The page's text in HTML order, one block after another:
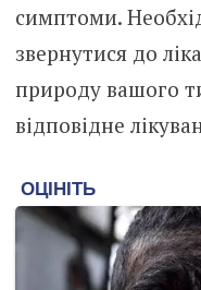
симптоми.
звернутися до
природу вашого
відповідне